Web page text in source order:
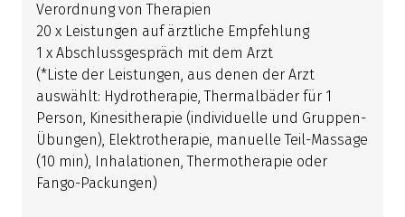
Verordnung von Therapien
20 x Leistungen auf ärztliche Empfehlung
1 x Abschlussgespräch mit dem Arzt
(*Liste der Leistungen, aus denen der Arzt
auswählt: Hydrotherapie, Thermalbäder für 1
Person, Kinesitherapie (individuelle und Gruppen-
Übungen), Elektrotherapie, manuelle Teil-Massage
(10 min), Inhalationen, Thermotherapie oder
Fango-Packungen)